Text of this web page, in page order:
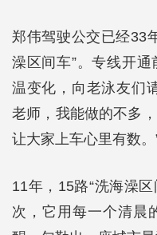
郑伟驾驶公交已经33
澡区间车”。专线开
温变化，向老泳友们
老师，我能做的不多
让大家上车心里有数。
11年，15路“洗海澡
次，它用每一个清晨